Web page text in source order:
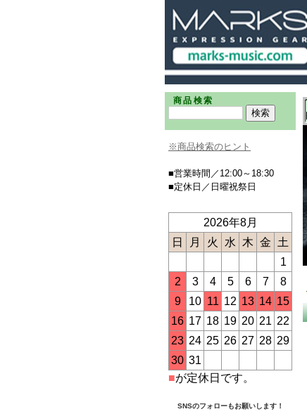
商品検索
※商品検索のヒント
■営業時間／12:00～18:30
■定休日／日曜祝祭日
2026年8月
日
月 火 水 木 金
土
1
2
3 4 5 6 7
8
9
10 11 12 13 14 15
16 17 18 19 20 21 22
23 24 25 26 27 28 29
30 31
■が定休日です。
SNSのフォローもお願いします！